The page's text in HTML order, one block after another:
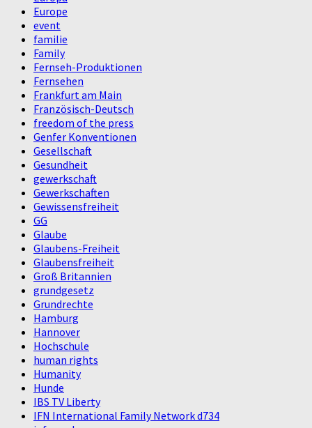
Europe
event
familie
Family
Fernseh-Produktionen
Fernsehen
Frankfurt am Main
Französisch-Deutsch
freedom of the press
Genfer Konventionen
Gesellschaft
Gesundheit
gewerkschaft
Gewerkschaften
Gewissensfreiheit
GG
Glaube
Glaubens-Freiheit
Glaubensfreiheit
Groß Britannien
grundgesetz
Grundrechte
Hamburg
Hannover
Hochschule
human rights
Humanity
Hunde
IBS TV Liberty
IFN International Family Network d734